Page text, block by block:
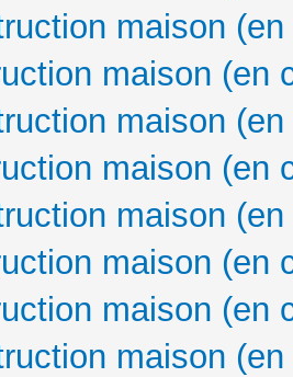
maison
maison (en
maison
maison (en
maison
maison (en
maison (en
maison